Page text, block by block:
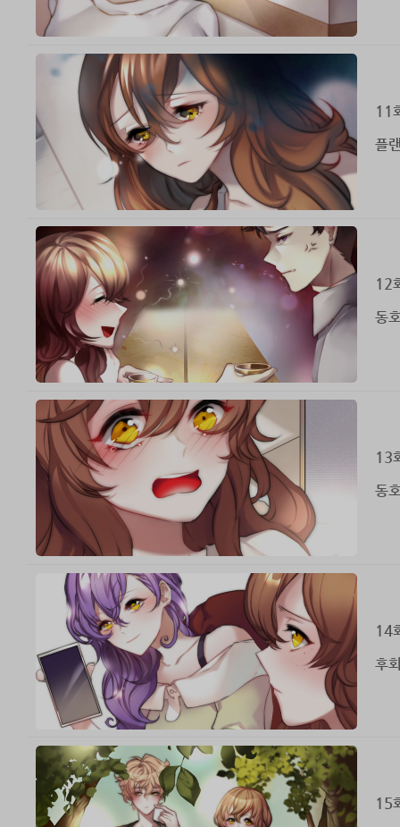
11
플
12
동
13
동
14
후
15